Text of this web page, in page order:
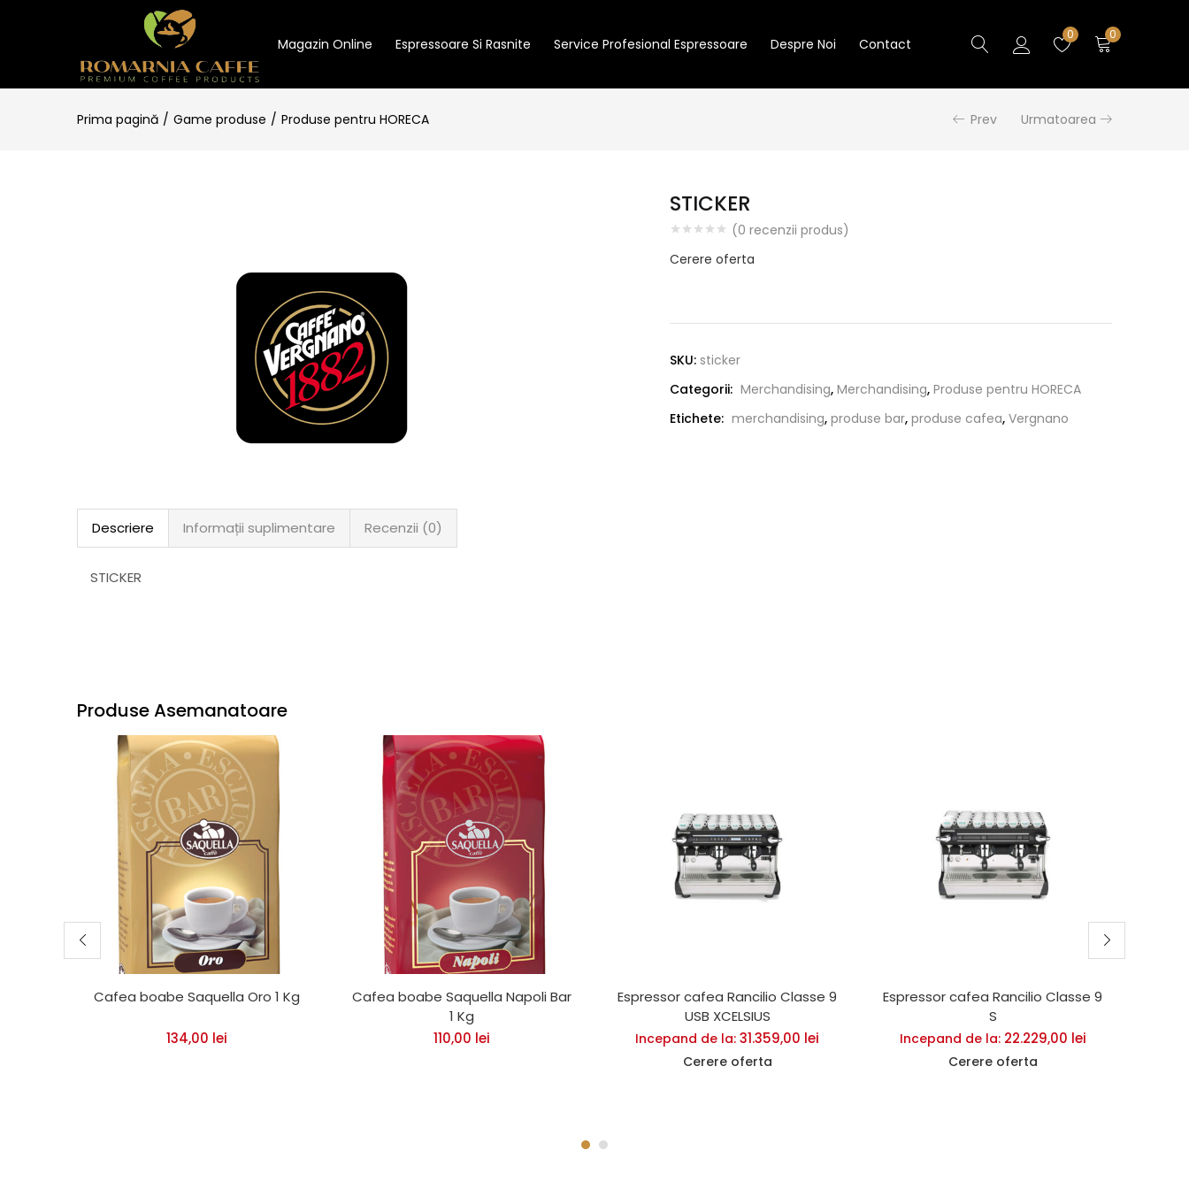
Magazin Online Espressoare Si Rasnite Service Profesional Espressoare Despre Noi Contact
0 0
Prima pagină Game produse Produse pentru HORECA Prev Urmatoarea
STICKER
(0 recenzii produs)
Cerere oferta
SKU: sticker
Categorii: Merchandising, Merchandising, Produse pentru HORECA
Etichete: merchandising, produse bar, produse cafea, Vergnano
Descriere Informații suplimentare Recenzii (0)
STICKER
Produse Asemanatoare
Cafea boabe Saquella Oro 1 Kg
134,00 lei
Cafea boabe Saquella Napoli Bar
1 Kg
110,00 lei
Espressor cafea Rancilio Classe 9
USB XCELSIUS
Incepand de la: 31.359,00 lei
Cerere oferta
Espressor cafea Rancilio Classe 9
S
Incepand de la: 22.229,00 lei
Cerere oferta